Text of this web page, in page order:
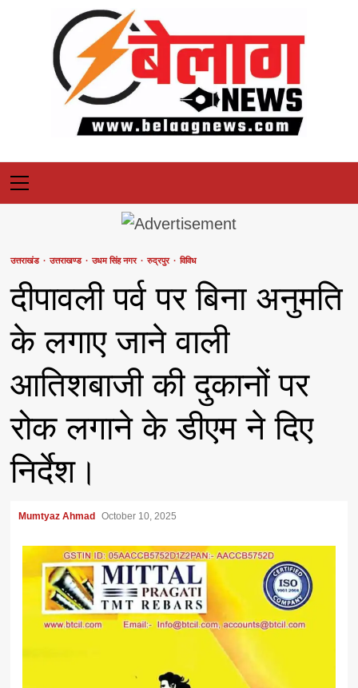
Primary
Menu
उत्तराखंड उत्तराखण्ड उधम सिंह नगर रुद्रपुर विविध
दीपावली पर्व पर बिना अनुमति
के लगाए जाने वाली
आतिशबाजी की दुकानों पर
रोक लगाने के डीएम ने दिए
निर्देश।
Mumtyaz Ahmad October 10, 2025